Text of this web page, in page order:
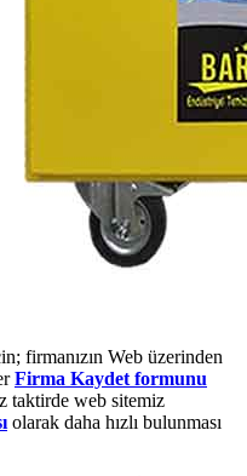
firmanızın Web üzerinden
Firma Kaydet formunu
taktirde web sitemiz
olarak daha hızlı bulunması